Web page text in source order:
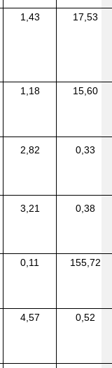
1,43 17,53
1,18 15,60
2,82 0,33
3,21 0,38
0,11 155,72
4,57 0,52